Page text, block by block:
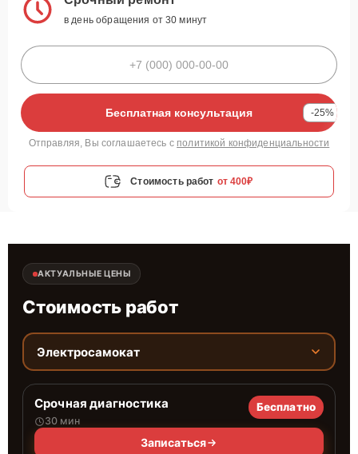
в день обращения от 30 минут
Бесплатная консультация -25%
Отправляя, Вы соглашаетесь с политикой конфиденциальности
Стоимость работ от 400₽
АКТУАЛЬНЫЕ ЦЕНЫ
Стоимость работ
Электросамокат
Срочная диагностика
30 мин
Бесплатно
Записаться